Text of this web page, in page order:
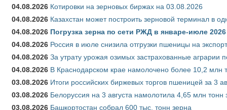
04.08.2026 Котировки на зерновых биржах на 03.08.2026
04.08.2026 Казахстан может построить зерновой терминал в
04.08.2026 Погрузка зерна по сети РЖД в январе-июле
04.08.2026 Россия в июле снизила отгрузки пшеницы на
04.08.2026 За утрату урожая озимых застрахованные аграрии
04.08.2026 В Краснодарском крае намолочено более 10,2 млн
03.08.2026 Итоги российских биржевых торгов пшеницей за 3
03.08.2026 Белоруссия на 3 августа намолотила 4,65 млн тонн
03.08.2026 Башкортостан собрал 600 тыс. тонн зерна